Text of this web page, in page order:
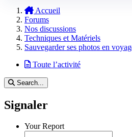
Accueil
Forums
Nos discussions
Techniques et Matériels
Sauvegarder ses photos en
Toute l’activité
Search...
Signaler
Your Report